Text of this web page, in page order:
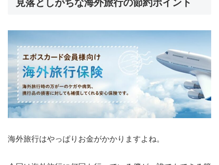
見落としがちな海外旅行の節約ポイント
海外旅行はやっぱりお金がかかりますよね。